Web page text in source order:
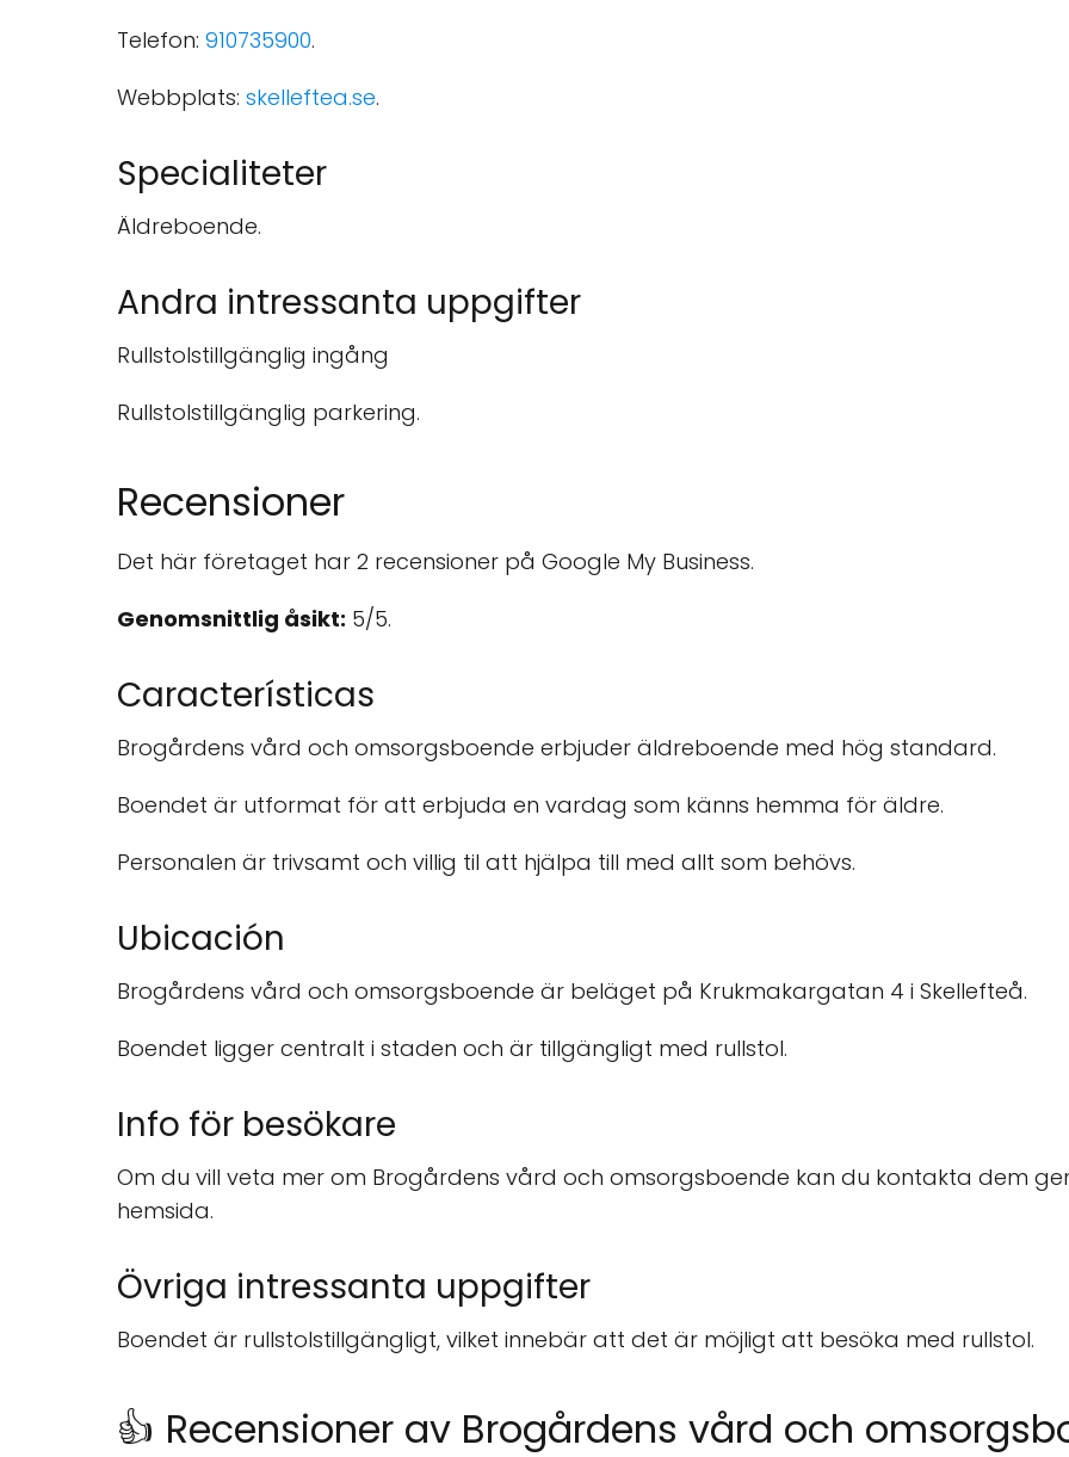
Telefon: 910735900.
Webbplats: skelleftea.se.
Specialiteter
Äldreboende.
Andra intressanta uppgifter
Rullstolstillgänglig ingång
Rullstolstillgänglig parkering.
Recensioner
Det här företaget har 2 recensioner på Google My Business.
Genomsnittlig åsikt: 5/5.
Características
Brogårdens vård och omsorgsboende erbjuder äldreboende med hög standard.
Boendet är utformat för att erbjuda en vardag som känns hemma för äldre.
Personalen är trivsamt och villig til att hjälpa till med allt som behövs.
Ubicación
Brogårdens vård och omsorgsboende är beläget på Krukmakargatan 4 i Skellefteå.
Boendet ligger centralt i staden och är tillgängligt med rullstol.
Info för besökare
Om du vill veta mer om Brogårdens vård och omsorgsboende kan du kontakta dem
hemsida.
Övriga intressanta uppgifter
Boendet är rullstolstillgängligt, vilket innebär att det är möjligt att besöka med rullstol.
👍 Recensioner av Brogårdens vård och